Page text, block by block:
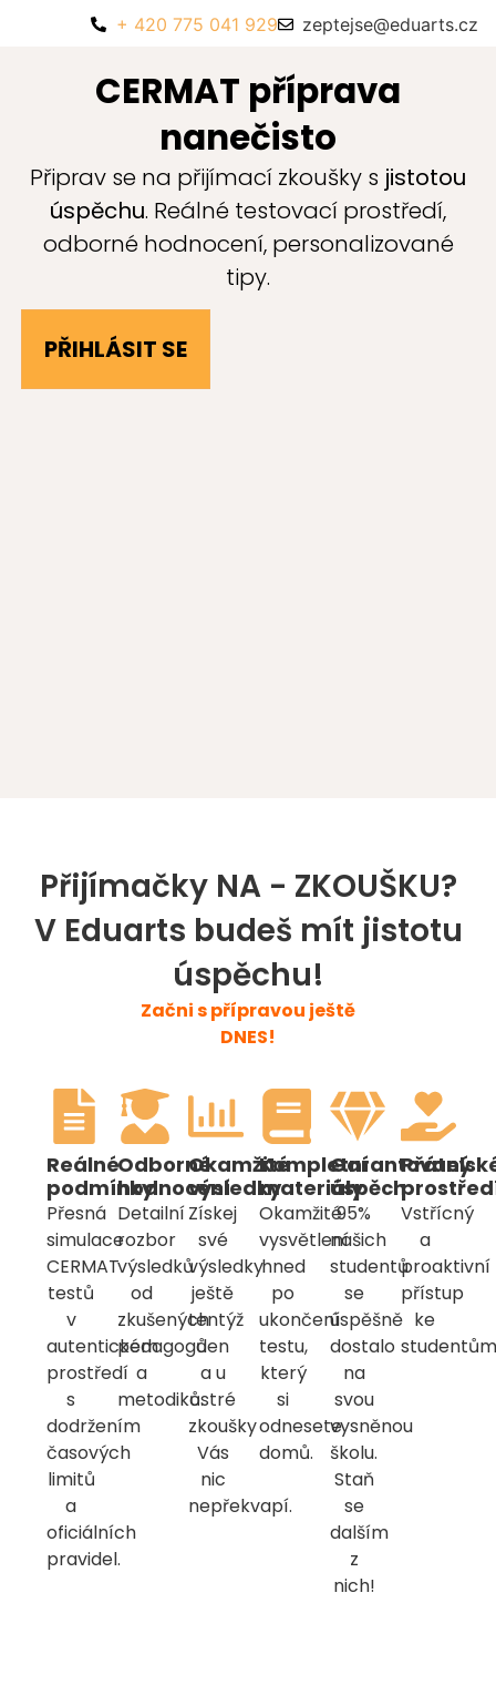
+ 420 775 041 929 zeptejse@eduarts.cz
CERMAT příprava
nanečisto
Připrav se na přijímací zkoušky s jistotou
úspěchu. Reálné testovací prostředí,
odborné hodnocení, personalizované
tipy.
PŘIHLÁSIT SE
Přijímačky NA - ZKOUŠKU?
V Eduarts budeš mít jistotu
úspěchu!
Začni s přípravou ještě
DNES!
Reálné
podmínky
Přesná
simulace
CERMAT
testů
v
autentickém
prostředí
s
dodržením
časových
limitů
a
oficiálních
pravidel.
Odborné
hodnocení
Detailní
rozbor
výsledků
od
zkušených
pedagogů
a
metodiků.
Okamžité
výsledky
Získej
své
výsledky
ještě
tentýž
den
a u
ostré
zkoušky
Vás
nic
nepřekvapí.
Kompletní
materiály
Okamžité
vysvětlení
hned
po
ukončení
testu,
který
si
odnesete
domů.
Garantovaný
úspěch
95%
našich
studentů
se
úspěšně
dostalo
na
svou
vysněnou
školu.
Staň
se
dalším
z
nich!
Vstřícný
a
proaktivní
přístup
ke